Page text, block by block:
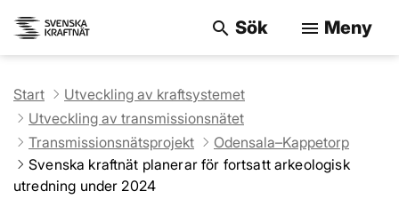
search Sök menu Meny
Start
Utveckling av kraftsystemet
Utveckling av transmissionsnätet
Transmissionsnätsprojekt
Odensala–Kappetorp
Svenska kraftnät planerar för fortsatt arkeologisk
utredning under 2024